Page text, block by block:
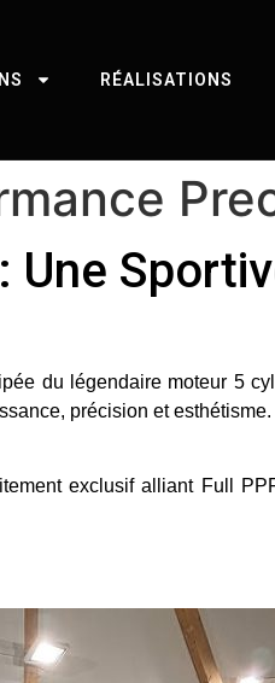
RÉALISATIONS
du légendaire moteur 5
précision et
exclusif alliant Full